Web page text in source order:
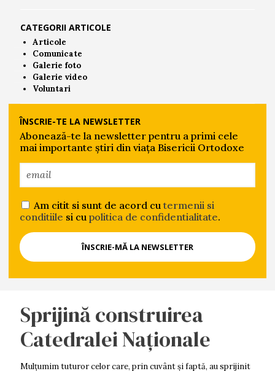
CATEGORII ARTICOLE
Articole
Comunicate
Galerie foto
Galerie video
Voluntari
ÎNSCRIE-TE LA NEWSLETTER
Abonează-te la newsletter pentru a primi cele
mai importante știri din viața Bisericii Ortodoxe
Am citit si sunt de acord cutermenii si
conditiile si cu politica de confidentialitate.
Sprijină construirea
Catedralei Naționale
Mulţumim tuturor celor care, prin cuvânt şi faptă, au sprijinit